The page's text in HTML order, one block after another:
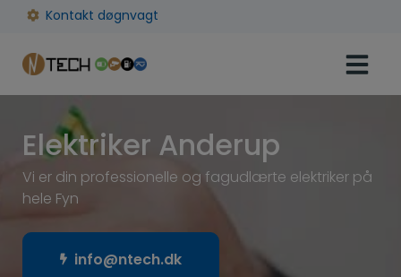
Hop
indholdet
Kontakt døgnvagt
Elektriker Anderup
Vi er din professionelle og fagudlærte elektriker på
hele Fyn
info@ntech.dk